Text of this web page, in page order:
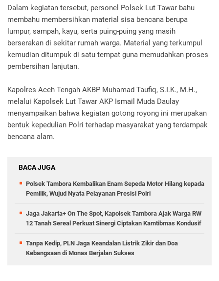
Dalam kegiatan tersebut, personel Polsek Lut Tawar bahu
membahu membersihkan material sisa bencana berupa
lumpur, sampah, kayu, serta puing-puing yang masih
berserakan di sekitar rumah warga. Material yang terkumpul
kemudian ditumpuk di satu tempat guna memudahkan proses
pembersihan lanjutan.
Kapolres Aceh Tengah AKBP Muhamad Taufiq, S.I.K., M.H.,
melalui Kapolsek Lut Tawar AKP Ismail Muda Daulay
menyampaikan bahwa kegiatan gotong royong ini merupakan
bentuk kepedulian Polri terhadap masyarakat yang terdampak
bencana alam.
BACA JUGA
Polsek Tambora Kembalikan Enam Sepeda Motor Hilang kepada
Pemilik, Wujud Nyata Pelayanan Presisi Polri
Jaga Jakarta+ On The Spot, Kapolsek Tambora Ajak Warga RW
12 Tanah Sereal Perkuat Sinergi Ciptakan Kamtibmas Kondusif
Tanpa Kedip, PLN Jaga Keandalan Listrik Zikir dan Doa
Kebangsaan di Monas Berjalan Sukses